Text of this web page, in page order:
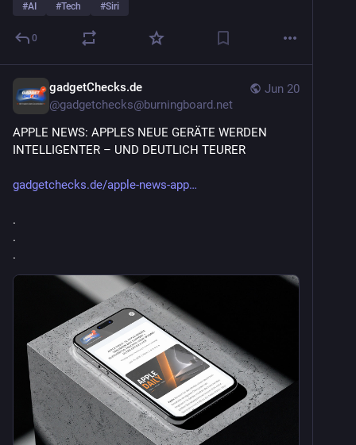
#AI #Tech #Siri
0
Jun 20
gadgetChecks.de
@gadgetchecks@burningboard.net
APPLE NEWS: APPLES NEUE GERÄTE WERDEN
INTELLIGENTER – UND DEUTLICH TEURER
gadgetchecks.de/apple-news-app
.
.
.